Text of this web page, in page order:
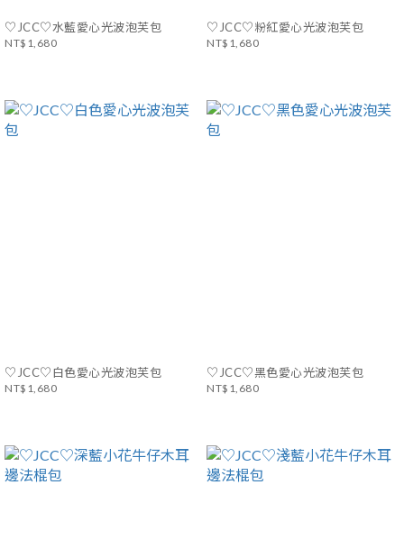
♡JCC♡水藍愛心光波泡芙包
NT$1,680
♡JCC♡粉紅愛心光波泡芙包
NT$1,680
♡JCC♡白色愛心光波泡芙包
NT$1,680
♡JCC♡黑色愛心光波泡芙包
NT$1,680